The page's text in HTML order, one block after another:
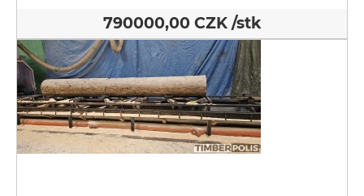
790000,00 CZK /stk